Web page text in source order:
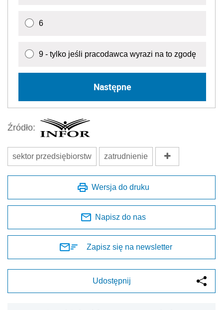
6
9 - tylko jeśli pracodawca wyrazi na to zgodę
Następne
Źródło:
sektor przedsiębiorstw zatrudnienie
Wersja do druku
Napisz do nas
Zapisz się na newsletter
Udostępnij